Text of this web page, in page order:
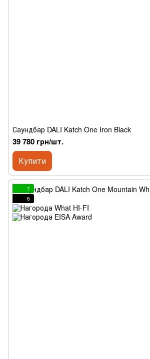
Саундбар DALI Katch One Iron Black
39 780 грн/шт.
Купити
7
6